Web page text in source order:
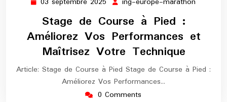
03
2025
Stage de Course à Pied :
Améliorez Vos Performances et
Maîtrisez Votre Technique
Article: Stage de Course à Pied Stage de Course à Pied :
Améliorez Vos Performances…
0 Comments